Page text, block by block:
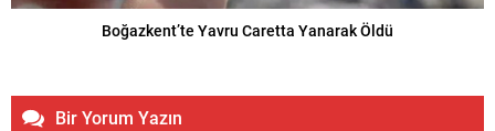
Boğazkent’te Yavru Caretta Yanarak Öldü
Bir Yorum Yazın